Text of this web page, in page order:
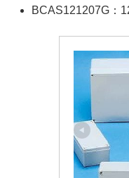
BCAS121207G：